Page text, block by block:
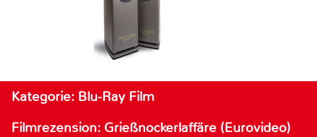
Kategorie: Blu-Ray Film
Filmrezension: Grießnockerlaffäre (Eurovideo)